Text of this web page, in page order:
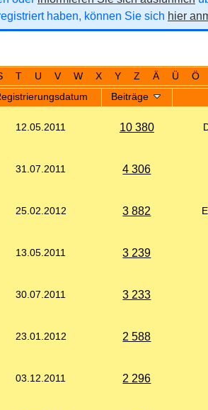
haben, können Sie sich hier
T U V W X Y Z Ä Ü
Ö
Beiträge
12.05.2011 10 380
31.07.2011 4 306
25.02.2012 3 882
13.05.2011 3 239
30.07.2011 3 233
23.01.2012 2 588
03.12.2011 2 296